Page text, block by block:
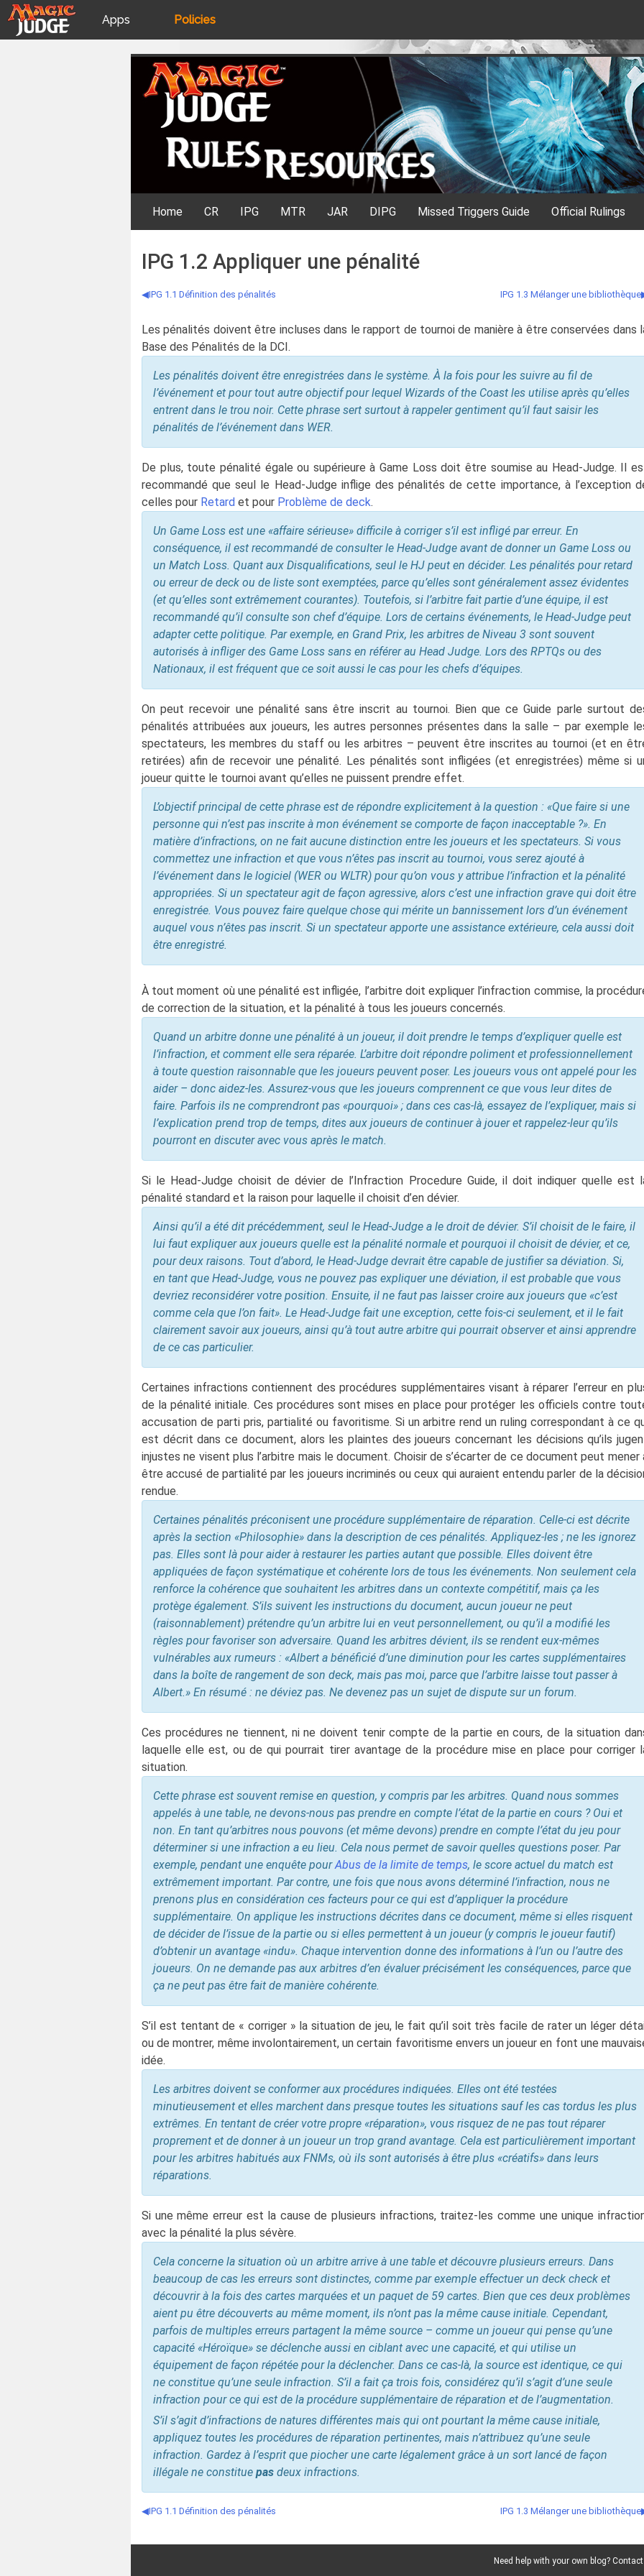
Apps
JudgeApps
Policies
IPG
JAR
Skip
to
content
Rules Resources
Home CR IPG MTR JAR DIPG Missed Triggers Guide Official Rulings
IPG 1.2 Appliquer une pénalité
IPG 1.1 Définition des pénalités IPG 1.3 Mélanger une bibliothèque
Les pénalités doivent être incluses dans le rapport de tournoi de manière à être conservées dans
Base des Pénalités de la DCI.
Les pénalités doivent être enregistrées dans le système. À la fois pour les suivre au fil de
l’événement et pour tout autre objectif pour lequel Wizards of the Coast les utilise après qu’elles
entrent dans le trou noir. Cette phrase sert surtout à rappeler gentiment qu’il faut saisir les
pénalités de l’événement dans WER.
De plus, toute pénalité égale ou supérieure à Game Loss doit être soumise au Head-Judge. Il
recommandé que seul le Head-Judge inflige des pénalités de cette importance, à l’exception
celles pour Retard et pour Problème de deck.
Un Game Loss est une «affaire sérieuse» difficile à corriger s’il est infligé par erreur. En
conséquence, il est recommandé de consulter le Head-Judge avant de donner un Game Loss ou
un Match Loss. Quant aux Disqualifications, seul le HJ peut en décider. Les pénalités pour retard
ou erreur de deck ou de liste sont exemptées, parce qu’elles sont généralement assez évidentes
(et qu’elles sont extrêmement courantes). Toutefois, si l’arbitre fait partie d’une équipe, il est
recommandé qu’il consulte son chef d’équipe. Lors de certains événements, le Head-Judge peut
adapter cette politique. Par exemple, en Grand Prix, les arbitres de Niveau 3 sont souvent
autorisés à infliger des Game Loss sans en référer au Head Judge. Lors des RPTQs ou des
Nationaux, il est fréquent que ce soit aussi le cas pour les chefs d’équipes.
On peut recevoir une pénalité sans être inscrit au tournoi. Bien que ce Guide parle surtout
pénalités attribuées aux joueurs, les autres personnes présentes dans la salle – par exemple
spectateurs, les membres du staff ou les arbitres – peuvent être inscrites au tournoi (et en
retirées) afin de recevoir une pénalité. Les pénalités sont infligées (et enregistrées) même si
joueur quitte le tournoi avant qu’elles ne puissent prendre effet.
L’objectif principal de cette phrase est de répondre explicitement à la question : «Que faire si une
personne qui n’est pas inscrite à mon événement se comporte de façon inacceptable ?». En
matière d’infractions, on ne fait aucune distinction entre les joueurs et les spectateurs. Si vous
commettez une infraction et que vous n’êtes pas inscrit au tournoi, vous serez ajouté à
l’événement dans le logiciel (WER ou WLTR) pour qu’on vous y attribue l’infraction et la pénalité
appropriées. Si un spectateur agit de façon agressive, alors c’est une infraction grave qui doit être
enregistrée. Vous pouvez faire quelque chose qui mérite un bannissement lors d’un événement
auquel vous n’êtes pas inscrit. Si un spectateur apporte une assistance extérieure, cela aussi doit
être enregistré.
À tout moment où une pénalité est infligée, l’arbitre doit expliquer l’infraction commise, la
de correction de la situation, et la pénalité à tous les joueurs concernés.
Quand un arbitre donne une pénalité à un joueur, il doit prendre le temps d’expliquer quelle est
l’infraction, et comment elle sera réparée. L’arbitre doit répondre poliment et professionnellement
à toute question raisonnable que les joueurs peuvent poser. Les joueurs vous ont appelé pour les
aider – donc aidez-les. Assurez-vous que les joueurs comprennent ce que vous leur dites de
faire. Parfois ils ne comprendront pas «pourquoi» ; dans ces cas-là, essayez de l’expliquer, mais si
l’explication prend trop de temps, dites aux joueurs de continuer à jouer et rappelez-leur qu’ils
pourront en discuter avec vous après le match.
Si le Head-Judge choisit de dévier de l’Infraction Procedure Guide, il doit indiquer quelle est
pénalité standard et la raison pour laquelle il choisit d’en dévier.
Ainsi qu’il a été dit précédemment, seul le Head-Judge a le droit de dévier. S’il choisit de le faire, il
lui faut expliquer aux joueurs quelle est la pénalité normale et pourquoi il choisit de dévier, et ce,
pour deux raisons. Tout d’abord, le Head-Judge devrait être capable de justifier sa déviation. Si,
en tant que Head-Judge, vous ne pouvez pas expliquer une déviation, il est probable que vous
devriez reconsidérer votre position. Ensuite, il ne faut pas laisser croire aux joueurs que «c’est
comme cela que l’on fait». Le Head-Judge fait une exception, cette fois-ci seulement, et il le fait
clairement savoir aux joueurs, ainsi qu’à tout autre arbitre qui pourrait observer et ainsi apprendre
de ce cas particulier.
Certaines infractions contiennent des procédures supplémentaires visant à réparer l’erreur en
de la pénalité initiale. Ces procédures sont mises en place pour protéger les officiels contre
accusation de parti pris, partialité ou favoritisme. Si un arbitre rend un ruling correspondant à ce
est décrit dans ce document, alors les plaintes des joueurs concernant les décisions qu’ils
injustes ne visent plus l’arbitre mais le document. Choisir de s’écarter de ce document peut mener
être accusé de partialité par les joueurs incriminés ou ceux qui auraient entendu parler de la
rendue.
Certaines pénalités préconisent une procédure supplémentaire de réparation. Celle-ci est décrite
après la section «Philosophie» dans la description de ces pénalités. Appliquez-les ; ne les ignorez
pas. Elles sont là pour aider à restaurer les parties autant que possible. Elles doivent être
appliquées de façon systématique et cohérente lors de tous les événements. Non seulement cela
renforce la cohérence que souhaitent les arbitres dans un contexte compétitif, mais ça les
protège également. S’ils suivent les instructions du document, aucun joueur ne peut
(raisonnablement) prétendre qu’un arbitre lui en veut personnellement, ou qu’il a modifié les
règles pour favoriser son adversaire. Quand les arbitres dévient, ils se rendent eux-mêmes
vulnérables aux rumeurs : «Albert a bénéficié d’une diminution pour les cartes supplémentaires
dans la boîte de rangement de son deck, mais pas moi, parce que l’arbitre laisse tout passer à
Albert.» En résumé : ne déviez pas. Ne devenez pas un sujet de dispute sur un forum.
Ces procédures ne tiennent, ni ne doivent tenir compte de la partie en cours, de la situation
laquelle elle est, ou de qui pourrait tirer avantage de la procédure mise en place pour corriger
situation.
Cette phrase est souvent remise en question, y compris par les arbitres. Quand nous sommes
appelés à une table, ne devons-nous pas prendre en compte l’état de la partie en cours ? Oui et
non. En tant qu’arbitres nous pouvons (et même devons) prendre en compte l’état du jeu pour
déterminer si une infraction a eu lieu. Cela nous permet de savoir quelles questions poser. Par
exemple, pendant une enquête pourAbus de la limite de temps, le score actuel du match est
extrêmement important. Par contre, une fois que nous avons déterminé l’infraction, nous ne
prenons plus en considération ces facteurs pour ce qui est d’appliquer la procédure
supplémentaire. On applique les instructions décrites dans ce document, même si elles risquent
de décider de l’issue de la partie ou si elles permettent à un joueur (y compris le joueur fautif)
d’obtenir un avantage «indu». Chaque intervention donne des informations à l’un ou l’autre des
joueurs. On ne demande pas aux arbitres d’en évaluer précisément les conséquences, parce que
ça ne peut pas être fait de manière cohérente.
S’il est tentant de « corriger » la situation de jeu, le fait qu’il soit très facile de rater un léger
ou de montrer, même involontairement, un certain favoritisme envers un joueur en font une
idée.
Les arbitres doivent se conformer aux procédures indiquées. Elles ont été testées
minutieusement et elles marchent dans presque toutes les situations sauf les cas tordus les plus
extrêmes. En tentant de créer votre propre «réparation», vous risquez de ne pas tout réparer
proprement et de donner à un joueur un trop grand avantage. Cela est particulièrement important
pour les arbitres habitués aux FNMs, où ils sont autorisés à être plus «créatifs» dans leurs
réparations.
Si une même erreur est la cause de plusieurs infractions, traitez-les comme une unique
avec la pénalité la plus sévère.
Cela concerne la situation où un arbitre arrive à une table et découvre plusieurs erreurs. Dans
beaucoup de cas les erreurs sont distinctes, comme par exemple effectuer un deck check et
découvrir à la fois des cartes marquées et un paquet de 59 cartes. Bien que ces deux problèmes
aient pu être découverts au même moment, ils n’ont pas la même cause initiale. Cependant,
parfois de multiples erreurs partagent la même source – comme un joueur qui pense qu’une
capacité «Héroïque» se déclenche aussi en ciblant avec une capacité, et qui utilise un
équipement de façon répétée pour la déclencher. Dans ce cas-là, la source est identique, ce qui
ne constitue qu’une seule infraction. S’il a fait ça trois fois, considérez qu’il s’agit d’une seule
infraction pour ce qui est de la procédure supplémentaire de réparation et de l’augmentation.
S’il s’agit d’infractions de natures différentes mais qui ont pourtant la même cause initiale,
appliquez toutes les procédures de réparation pertinentes, mais n’attribuez qu’une seule
infraction. Gardez à l’esprit que piocher une carte légalement grâce à un sort lancé de façon
illégale ne constitue pas deux infractions.
IPG 1.1 Définition des pénalités IPG 1.3 Mélanger une bibliothèque
Need help with your own blog?